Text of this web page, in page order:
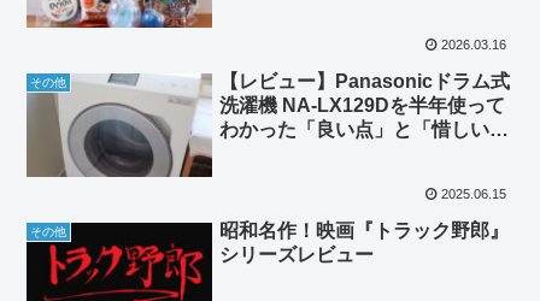
2026.03.16
その他
【レビュー】Panasonicドラム式
洗濯機 NA-LX129Dを半年使って
わかった「良い点」と「惜しい
2025.06.15
その他
昭和名作！映画『トラック野郎』
シリーズレビュー